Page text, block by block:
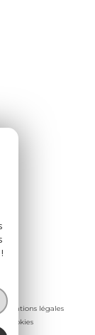
Mentions légales
Cookies